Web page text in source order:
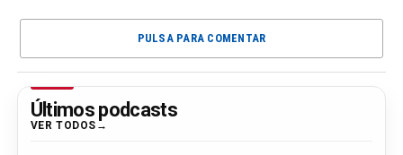
PULSA PARA COMENTAR
Últimos podcasts
VER TODOS